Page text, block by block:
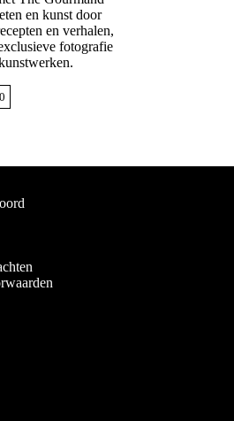
en kunst door
en verhalen,
fotografie